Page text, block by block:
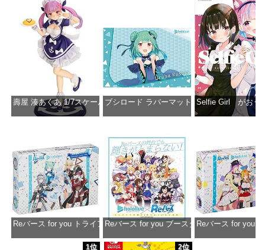
壽屋 湊あくあ 1/7スケール PVC製 塗装済み完成品フィギュア PP942
ブシロード ラバーマットコレクション
Selfie Girl がおう
Reバース for you トライアルデッキ ホロライブプロダクション ver.ホロ
価格：¥1,650
Reバース for you ブースターパック ホロライ
価格：¥2,980
Reバース for you
1位 2位